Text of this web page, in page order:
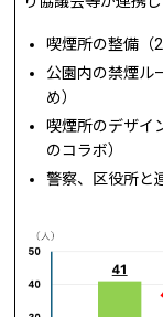
喫煙所の整備（
公園内の禁煙ル
め）
喫煙所のデザイ
のコラボ）
警察、区役所と